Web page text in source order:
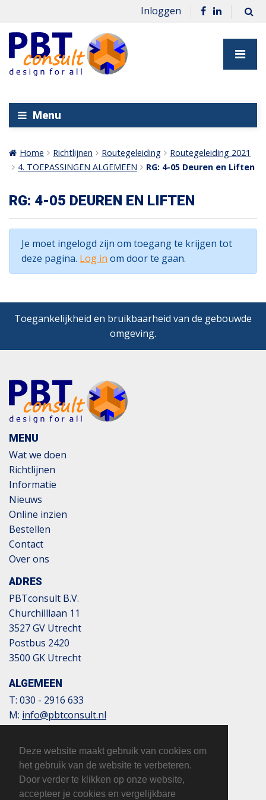
Deze website maakt gebruik van cookies om
het gebruik van de website te verbeteren.
Door verder te klikken op onze website,
accepteer je cookies en vergelijkbare
Inloggen
Menu
Home Richtlijnen Routegeleiding
Routegeleiding 2021
4. TOEPASSINGEN ALGEMEEN
RG: 4-05 Deuren en Liften
RG: 4-05 DEUREN EN LIFTEN
Je moet ingelogd zijn om toegang te krijgen tot
deze pagina. Log in om door te gaan.
Toegankelijkheid en bruikbaarheid van de gebouwde
omgeving.
MENU
Wat we doen
Richtlijnen
Informatie
Nieuws
Online inzien
Bestellen
Contact
Over ons
ADRES
PBTconsult B.V.
Churchilllaan 11
3527 GV Utrecht
Postbus 2420
3500 GK Utrecht
ALGEMEEN
T: 030 - 2916 633
M: info@pbtconsult.nl
BTW: 817124305B01
KvK: 32110854